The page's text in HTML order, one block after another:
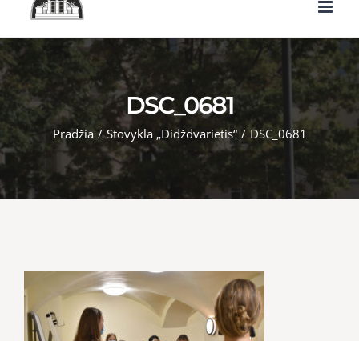
DSC_0681
Pradžia / Stovykla „Didždvarietis“ / DSC_0681